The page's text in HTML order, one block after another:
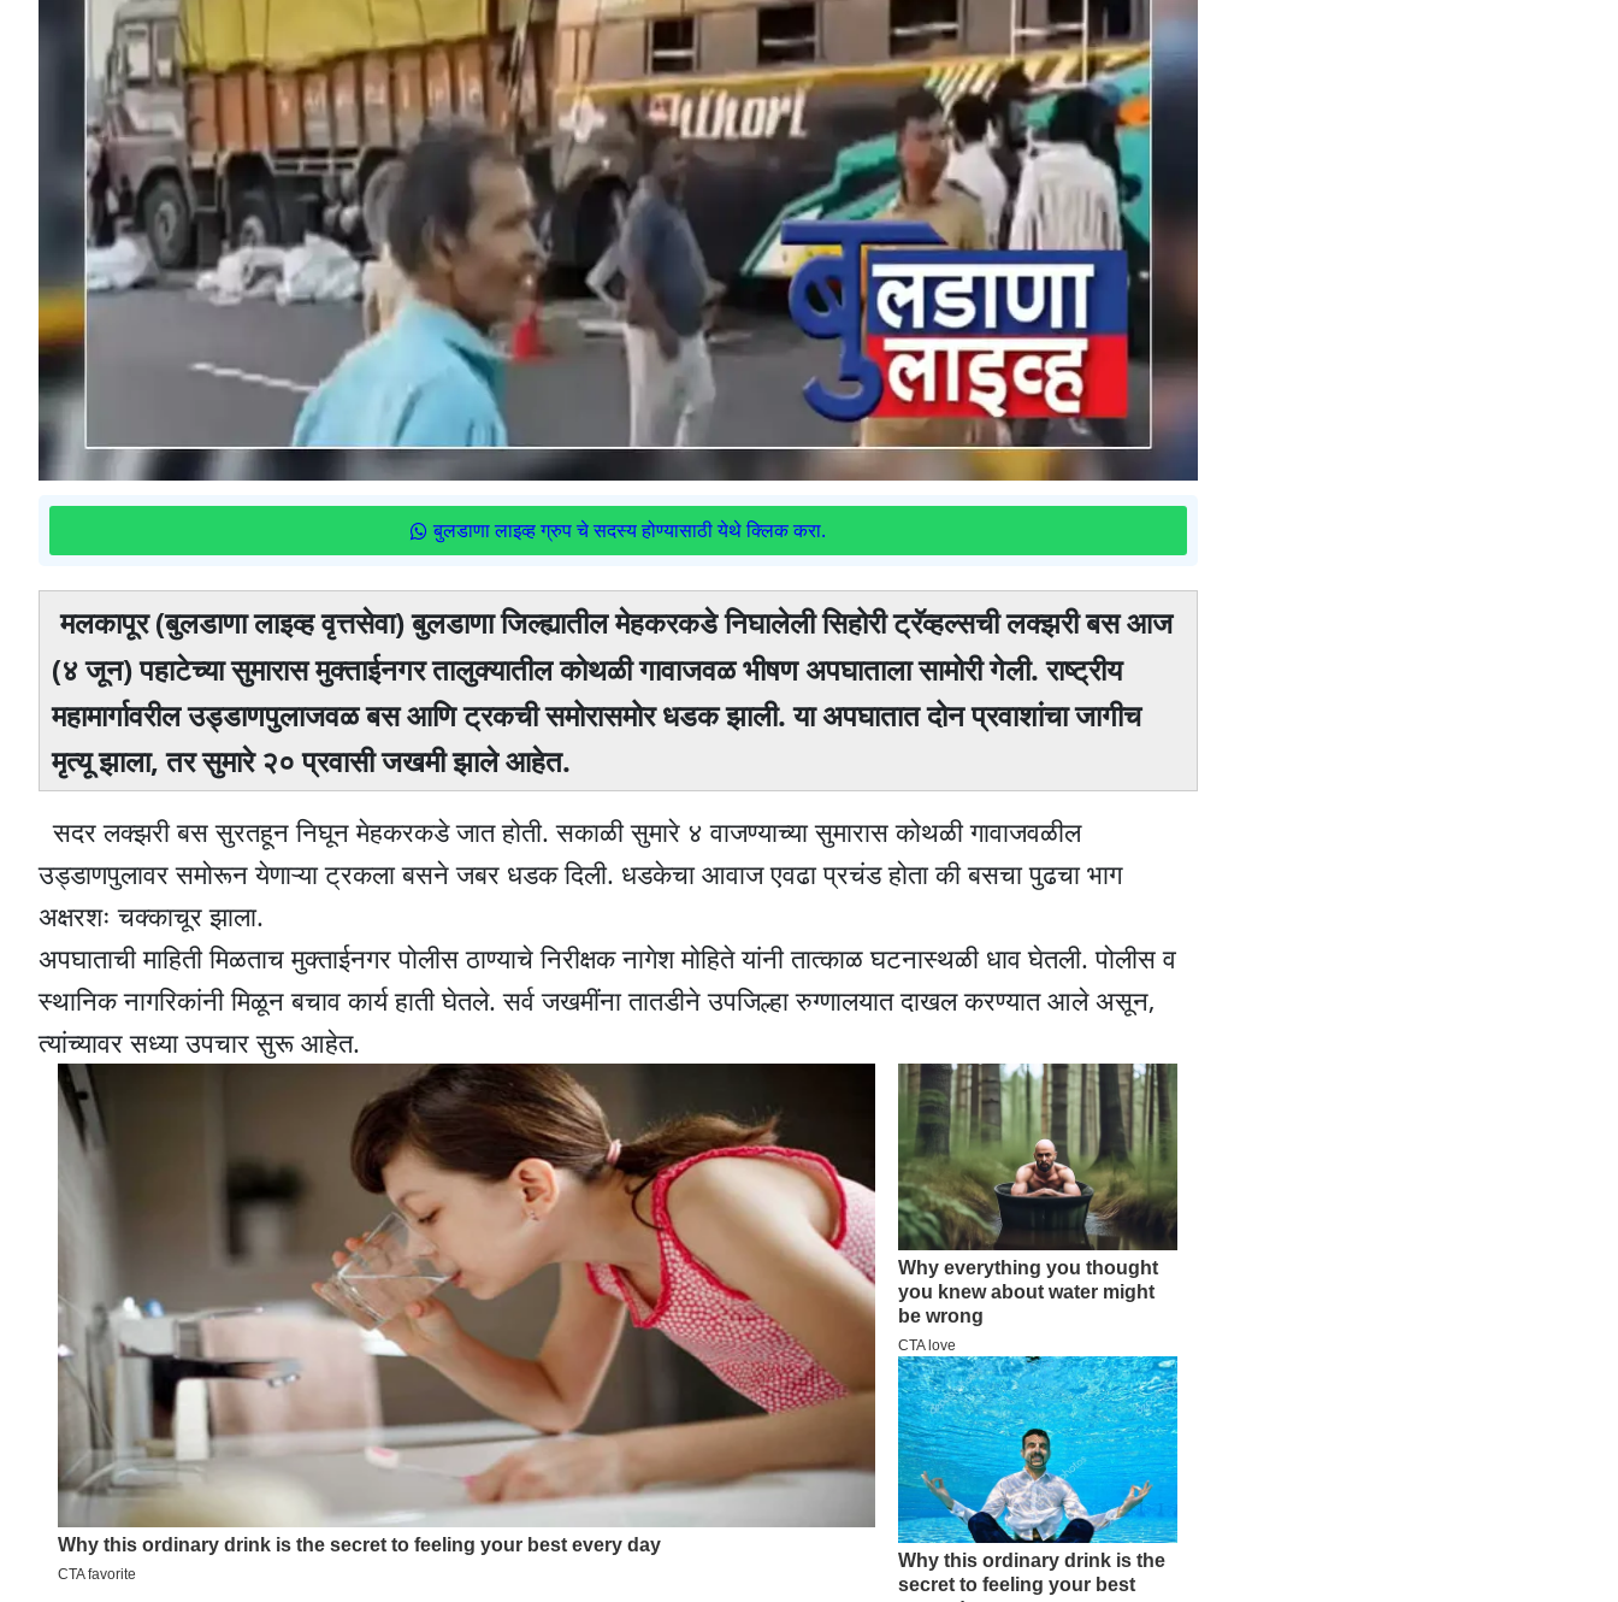
बुलडाणा लाइव्ह ग्रुप चे सदस्य होण्यासाठी येथे क्लिक करा.
मलकापूर (बुलडाणा लाइव्ह वृत्तसेवा) बुलडाणा जिल्ह्यातील मेहकरकडे निघालेली सिहोरी ट्रॅव्हल्सची लक्झरी बस आज
(४ जून) पहाटेच्या सुमारास मुक्ताईनगर तालुक्यातील कोथळी गावाजवळ भीषण अपघाताला सामोरी गेली. राष्ट्रीय
महामार्गावरील उड्डाणपुलाजवळ बस आणि ट्रकची समोरासमोर धडक झाली. या अपघातात दोन प्रवाशांचा जागीच
मृत्यू झाला, तर सुमारे २० प्रवासी जखमी झाले आहेत.
सदर लक्झरी बस सुरतहून निघून मेहकरकडे जात होती. सकाळी सुमारे ४ वाजण्याच्या सुमारास कोथळी गावाजवळील
उड्डाणपुलावर समोरून येणाऱ्या ट्रकला बसने जबर धडक दिली. धडकेचा आवाज एवढा प्रचंड होता की बसचा पुढचा भाग
अक्षरशः चक्काचूर झाला.
अपघाताची माहिती मिळताच मुक्ताईनगर पोलीस ठाण्याचे निरीक्षक नागेश मोहिते यांनी तात्काळ घटनास्थळी धाव घेतली. पोलीस व
स्थानिक नागरिकांनी मिळून बचाव कार्य हाती घेतले. सर्व जखमींना तातडीने उपजिल्हा रुग्णालयात दाखल करण्यात आले असून,
त्यांच्यावर सध्या उपचार सुरू आहेत.